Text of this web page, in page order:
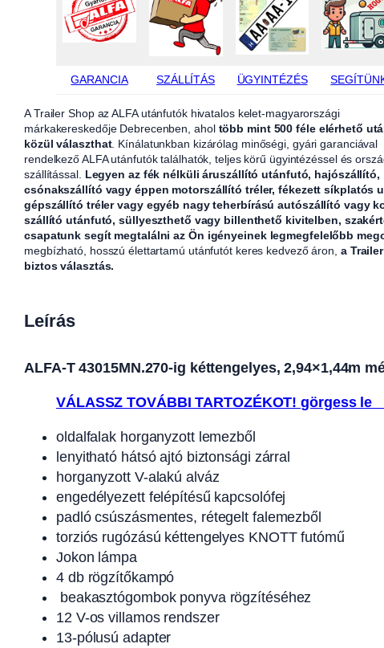
GARANCIA SZÁLLÍTÁS ÜGYINTÉZÉS
A Trailer Shop az ALFA utánfutók hivatalos kelet-magyarországi
márkakereskedője Debrecenben, ahol több mint 500 féle elérhető
közül választhat. Kínálatunkban kizárólag minőségi, gyári garanciával
rendelkező ALFA utánfutók találhatók, teljes körű ügyintézéssel és
szállítással. Legyen az fék nélküli áruszállító utánfutó, hajószállító,
csónakszállító vagy éppen motorszállító tréler, fékezett síkplatós
gépszállító tréler vagy egyéb nagy teherbírású autószállító vagy
szállító utánfutó, süllyeszthető vagy billenthető kivitelben,
csapatunk segít megtalálni az Ön igényeinek legmegfelelőbb
megbízható, hosszú élettartamú utánfutót keres kedvező áron, a
biztos választás.
Leírás
ALFA-T 43015MN.270-ig kéttengelyes, 2,94×1,44m
VÁLASSZ TOVÁBBI TARTOZÉKOT! görgess
oldalfalak horganyzott lemezből
lenyitható hátsó ajtó biztonsági zárral
horganyzott V-alakú alváz
engedélyezett felépítésű kapcsolófej
padló csúszásmentes, rétegelt falemezből
torziós rugózású kéttengelyes KNOTT futómű
Jokon lámpa
4 db rögzítőkampó
beakasztógombok ponyva rögzítéséhez
12 V-os villamos rendszer
13-pólusú adapter